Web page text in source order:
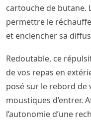
cartouche de butane.
permettre le
et enclencher sa
Redoutable, ce
de vos repas en
posé sur le rebord
moustiques d’entrer.
l’autonomie d’une